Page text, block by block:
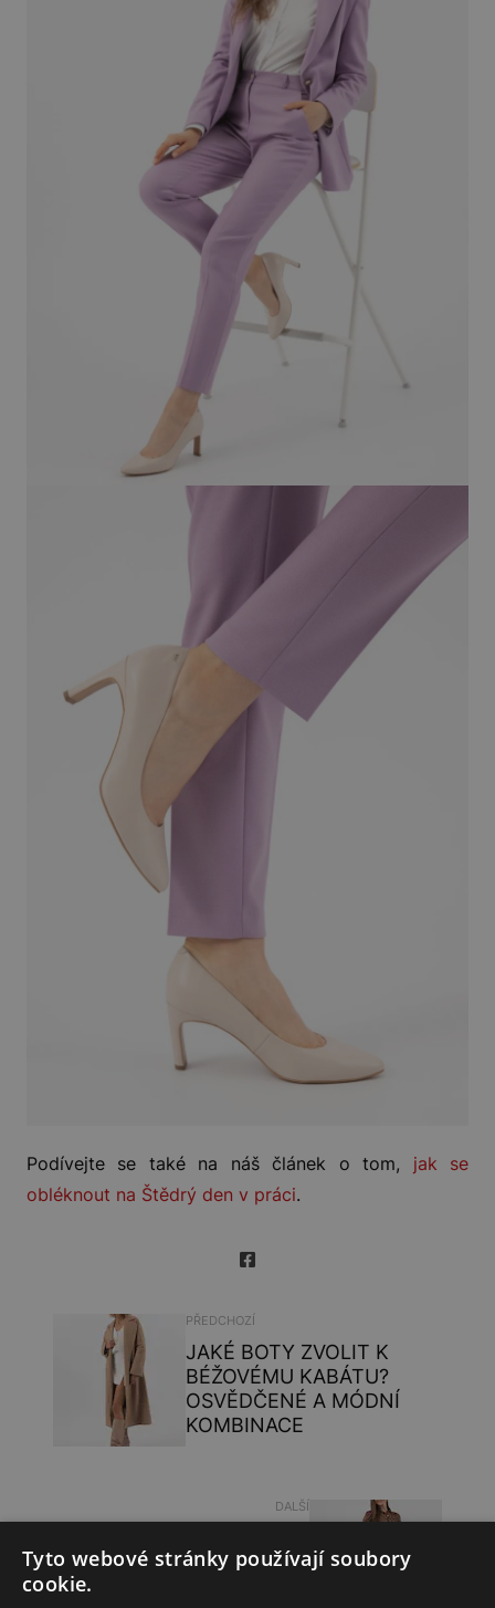
Podívejte se také na náš článek o tom, jak se
obléknout na Štědrý den v práci.
PŘEDCHOZÍ
JAKÉ BOTY ZVOLIT K
BÉŽOVÉMU KABÁTU?
OSVĚDČENÉ A MÓDNÍ
KOMBINACE
DALŠÍ
NA SEZÓNU PODZIM/ZIMA
Tyto webové stránky používají soubory
cookie.